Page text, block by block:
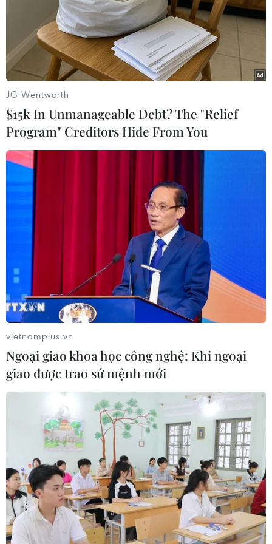
Hãng hàng không Emirates lần đầu tiên
báo lỗ trong hơn 30 năm
12/11/2020 10:44
Do tác động của đại dịch, doanh thu của hãng hàng
không Emirates trong sáu tháng (tính đến tháng 9/2020)
đã giảm 75%, xuống còn hơn 3 tỷ USD.
Emirates cảnh báo biến thể Omicron gây
cú sốc lớn cho ngành hàng không
30/11/2021 11:04
JG Wentworth
$15k In Unmanageable Debt? The "Relief
Program" Creditors Hide From You
vietnamplus.vn
Ngoại giao khoa học công nghệ: Khi ngoại
giao được trao sứ mệnh mới